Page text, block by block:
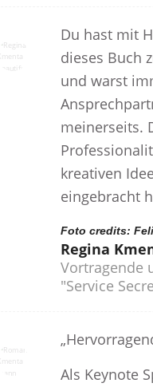
Du hast mit
dieses Buch
und warst
meinerseits.
kreativen
eingebracht
Foto credits:
Regina
Vortragende
"Service
Als Keynote